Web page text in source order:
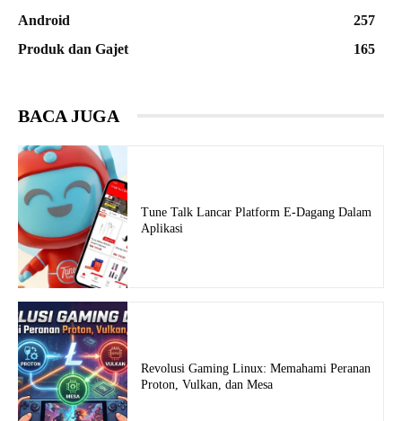
Android
257
Produk dan Gajet
165
BACA JUGA
Tune Talk Lancar Platform E-Dagang Dalam
Aplikasi
Revolusi Gaming Linux: Memahami Peranan
Proton, Vulkan, dan Mesa